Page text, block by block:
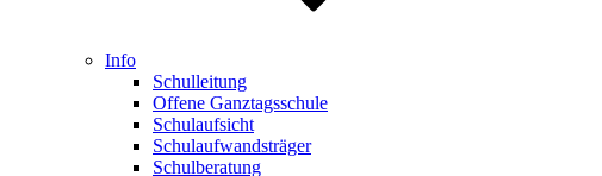
Info
Schulleitung
Offene Ganztagsschule
Schulaufsicht
Schulaufwandsträger
Schulberatung